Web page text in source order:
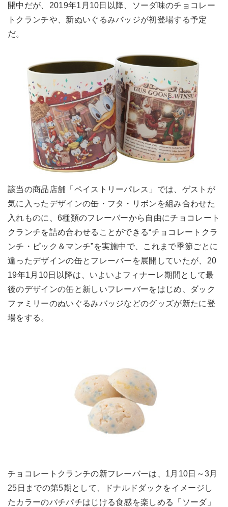
開中だが、2019年1月10日以降、ソーダ味のチョコレー
トクランチや、新ぬいぐるみバッジが初登場する予定
だ。
該当の商品店舗「ペイストリーパレス」では、ゲストが
気に入ったデザインの缶・フタ・リボンを組み合わせた
入れものに、6種類のフレーバーから自由にチョコレート
クランチを詰め合わせることができる“チョコレートクラ
ンチ・ピック＆マンチ”を実施中で、これまで季節ごとに
違ったデザインの缶とフレーバーを展開していたが、20
19年1月10日以降は、いよいよフィナーレ期間として最
後のデザインの缶と新しいフレーバーをはじめ、ダック
ファミリーのぬいぐるみバッジなどのグッズが新たに登
場をする。
チョコレートクランチの新フレーバーは、1月10日～3月
25日までの第5期として、ドナルドダックをイメージし
たカラーのパチパチはじける食感を楽しめる「ソーダ」